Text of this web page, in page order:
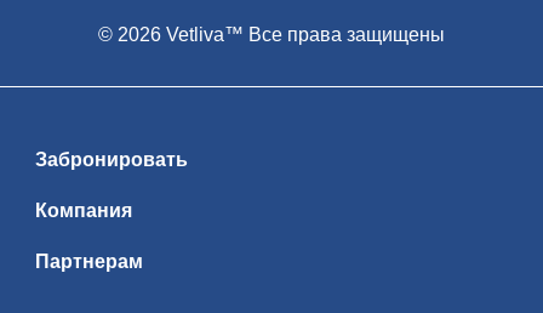
Забронировать
Компания
Партнерам
© 2026 Vetliva™ Все права защищены